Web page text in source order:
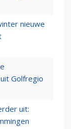
nieuwe
Golfregio
uit: